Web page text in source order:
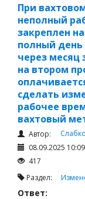
расходы на
При
неполный
закреплен
полный день
через месяц
на втором
сделать
рабочее
вахтовый
Автор:
08.09.2025 10:09
417
Раздел:
Ответ: